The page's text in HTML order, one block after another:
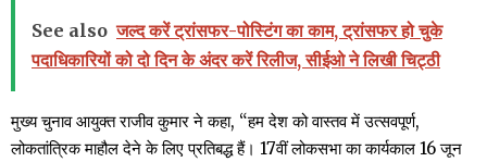
See also जल्द करें ट्रांसफर-पोस्टिंग का काम, ट्रांसफर हो चुके
पदाधिकारियों को दो दिन के अंदर करें रिलीज, सीईओ ने लिखी चिट्ठी
मुख्य चुनाव आयुक्त राजीव कुमार ने कहा, “हम देश को वास्तव में उत्सवपूर्ण,
लोकतांत्रिक माहौल देने के लिए प्रतिबद्ध हैं। 17वीं लोकसभा का कार्यकाल 16 जून